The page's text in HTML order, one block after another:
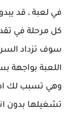
في لعبة ، قد
كل مرحلة في
سوف تزداد
اللعبة بواجهة
وهي تسبب لك
تشغيلها بدون